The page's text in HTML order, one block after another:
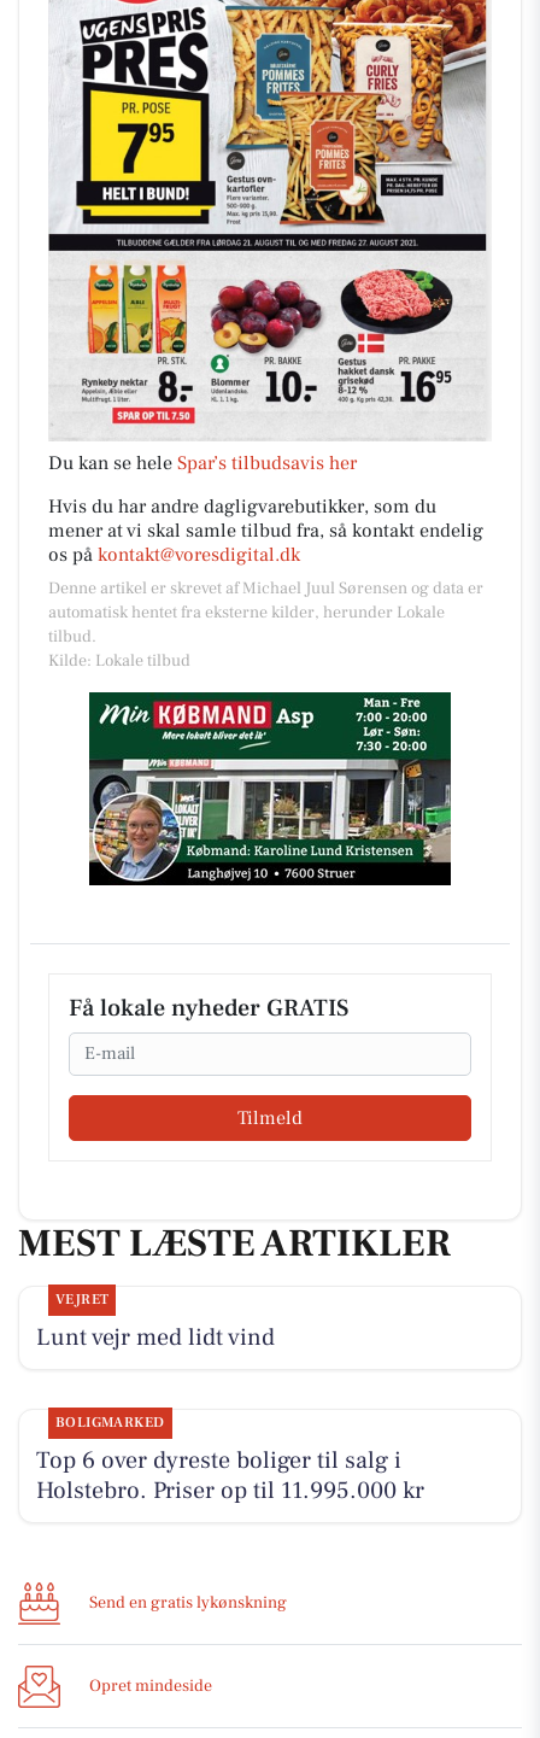
Du kan se hele Spar’s tilbudsavis her
Hvis du har andre dagligvarebutikker, som du
mener at vi skal samle tilbud fra, så kontakt endelig
os på kontakt@voresdigital.dk
Denne artikel er skrevet af Michael Juul Sørensen og data er
automatisk hentet fra eksterne kilder, herunder Lokale
tilbud.
Kilde: Lokale tilbud
Få lokale nyheder GRATIS
Email
Tilmeld
MEST LÆSTE ARTIKLER
VEJRET
Lunt vejr med lidt vind
BOLIGMARKED
Top 6 over dyreste boliger til salg i
Holstebro. Priser op til 11.995.000 kr
Send en gratis lykønskning
Opret mindeside